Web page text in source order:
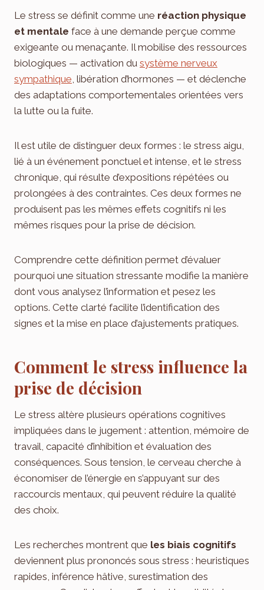
Le stress se définit comme une réaction physique
et mentale face à une demande perçue comme
exigeante ou menaçante. Il mobilise des ressources
biologiques — activation du système nerveux
sympathique , libération d’hormones — et déclenche
des adaptations comportementales orientées vers
la lutte ou la fuite.
Il est utile de distinguer deux formes : le stress aigu,
lié à un événement ponctuel et intense, et le stress
chronique, qui résulte d’expositions répétées ou
prolongées à des contraintes. Ces deux formes ne
produisent pas les mêmes effets cognitifs ni les
mêmes risques pour la prise de décision.
Comprendre cette définition permet d’évaluer
pourquoi une situation stressante modifie la manière
dont vous analysez l’information et pesez les
options. Cette clarté facilite l’identification des
signes et la mise en place d’ajustements pratiques.
Comment le stress influence la
prise de décision
Le stress altère plusieurs opérations cognitives
impliquées dans le jugement : attention, mémoire de
travail, capacité d’inhibition et évaluation des
conséquences. Sous tension, le cerveau cherche à
économiser de l’énergie en s’appuyant sur des
raccourcis mentaux, qui peuvent réduire la qualité
des choix.
Les recherches montrent que les biais cognitifs
deviennent plus prononcés sous stress : heuristiques
rapides, inférence hâtive, surestimation des